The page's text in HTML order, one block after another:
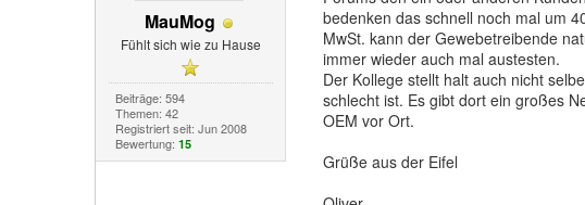
MauMog
Fühlt sich wie zu Hause
Beiträge: 594
Themen: 42
Registriert seit: Jun 2008
Bewertung: 15
bedenken das schnell noch mal um
MwSt. kann der Gewebetreibende
immer wieder auch mal austesten.
Der Kollege stellt halt auch nicht
schlecht ist. Es gibt dort ein großes
OEM vor Ort.
Grüße aus der Eifel